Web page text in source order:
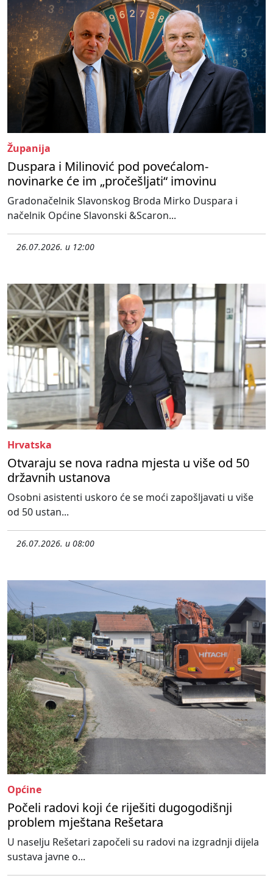
Županija
Duspara i Milinović pod povećalom-
novinarke će im „pročešljati“ imovinu
Gradonačelnik Slavonskog Broda Mirko Duspara i
načelnik Općine Slavonski &Scaron...
26.07.2026. u 12:00
Hrvatska
Otvaraju se nova radna mjesta u više od 50
državnih ustanova
Osobni asistenti uskoro će se moći zapošljavati u više
od 50 ustan...
26.07.2026. u 08:00
Općine
Počeli radovi koji će riješiti dugogodišnji
problem mještana Rešetara
U naselju Rešetari započeli su radovi na izgradnji dijela
sustava javne o...